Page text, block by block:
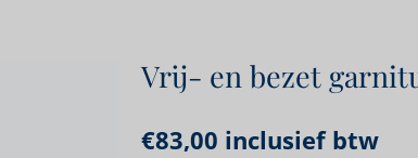
Vrij- en bezet
€83,00 inclusief btw